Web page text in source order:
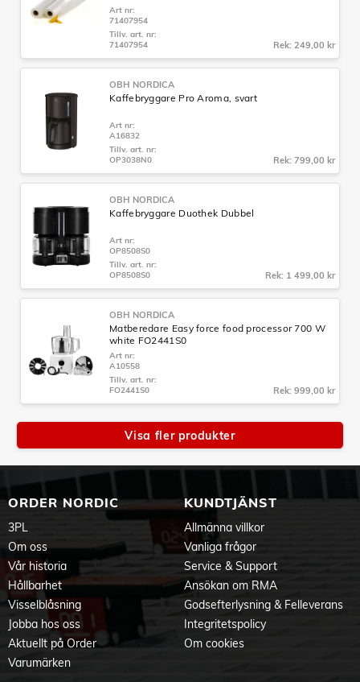
Art nr:
71407954
Tillv. art. nr:
71407954
Rek: 249,00 kr
OBH NORDICA
Kaffebryggare Pro Aroma, svart
Art nr:
A16832
Tillv. art. nr:
OP3038N0
Rek: 799,00 kr
OBH NORDICA
Kaffebryggare Duothek Dubbel
Art nr:
OP8508S0
Tillv. art. nr:
OP8508S0
Rek: 1 499,00 kr
OBH NORDICA
Matberedare Easy force food processor 700 W
white FO2441S0
Art nr:
A10558
Tillv. art. nr:
FO2441S0
Rek: 999,00 kr
Visa fler produkter
ORDER NORDIC
3PL
Om oss
Vår historia
Hållbarhet
Visselblåsning
Jobba hos oss
Aktuellt på Order
Varumärken
KUNDTJÄNST
Allmänna villkor
Vanliga frågor
Service & Support
Ansökan om RMA
Godsefterlysning & Felleverans
Integritetspolicy
Om cookies